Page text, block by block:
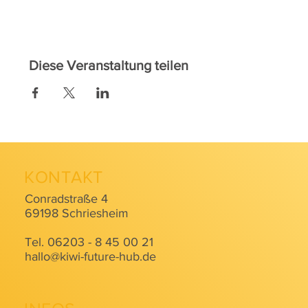
Diese Veranstaltung teilen
KONTAKT
Conradstraße 4
69198 Schriesheim
Tel. 06203 - 8 45 00 21
hallo@kiwi-future-hub.de